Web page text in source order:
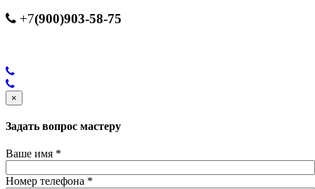
+7(900)903-58-75
×
Задать вопрос мастеру
Ваше имя *
Номер телефона *